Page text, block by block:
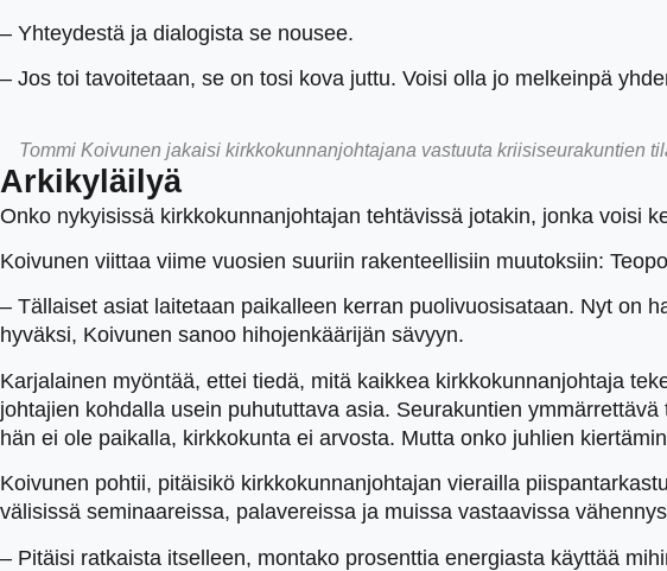
– Yhteydestä ja dialogista se nousee.
– Jos toi tavoitetaan, se on tosi kova juttu. Voisi olla jo melkeinpä
Tommi Koivunen jakaisi kirkkokunnanjohtajana vastuuta kriisiseurakuntien
Arkikyläilyä
Onko nykyisissä kirkkokunnanjohtajan tehtävissä jotakin, jonka voisi
Koivunen viittaa viime vuosien suuriin rakenteellisiin muutoksiin:
– Tällaiset asiat laitetaan paikalleen kerran puolivuosisataan. Nyt on
hyväksi, Koivunen sanoo hihojenkäärijän sävyyn.
Karjalainen myöntää, ettei tiedä, mitä kaikkea kirkkokunnanjohtaja
johtajien kohdalla usein puhututtava asia. Seurakuntien
hän ei ole paikalla, kirkkokunta ei arvosta. Mutta onko juhlien
Koivunen pohtii, pitäisikö kirkkokunnanjohtajan vierailla
välisissä seminaareissa, palavereissa ja muissa vastaavissa
– Pitäisi ratkaista itselleen, montako prosenttia energiasta käyttää